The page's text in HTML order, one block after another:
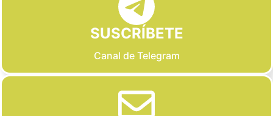
SUSCRÍBETE
Canal de Telegram